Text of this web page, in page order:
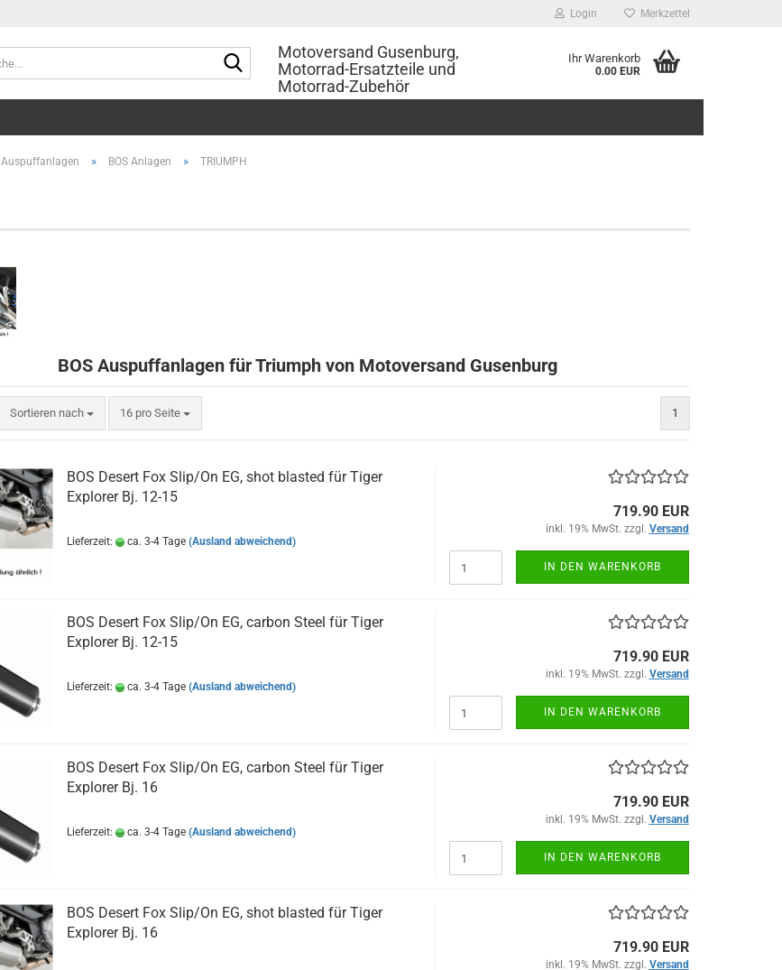
Login Merkzettel
Suche...Motoversand Gusenburg,
Motorrad-Ersatzteile und
Motorrad-Zubehör
Ihr Warenkorb
0.00 EUR
Auspuffanlagen » BOS Anlagen » TRIUMPH
BOS Auspuffanlagen für Triumph von Motoversand Gusenburg
Sortieren nach
Sortieren nach 16 pro Seite
pro Seite 1
BOS Desert Fox Slip/On EG, shot blasted für Tiger
Explorer Bj. 12-15
Lieferzeit: ca. 3-4 Tage (Ausland abweichend)
719.90 EUR
inkl. 19% MwSt. zzgl. Versand
IN DEN WARENKORB
BOS Desert Fox Slip/On EG, carbon Steel für Tiger
Explorer Bj. 12-15
Lieferzeit: ca. 3-4 Tage (Ausland abweichend)
719.90 EUR
inkl. 19% MwSt. zzgl. Versand
IN DEN WARENKORB
BOS Desert Fox Slip/On EG, carbon Steel für Tiger
Explorer Bj. 16
Lieferzeit: ca. 3-4 Tage (Ausland abweichend)
719.90 EUR
inkl. 19% MwSt. zzgl. Versand
IN DEN WARENKORB
BOS Desert Fox Slip/On EG, shot blasted für Tiger
Explorer Bj. 16
719.90 EUR
inkl. 19% MwSt. zzgl. Versand